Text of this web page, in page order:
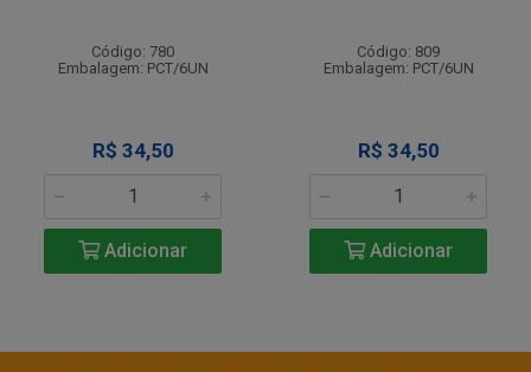
Código: 780
Embalagem: PCT/6UN
R$ 34,50
Adicionar
Código: 809
Embalagem: PCT/6UN
R$ 34,50
Adicionar